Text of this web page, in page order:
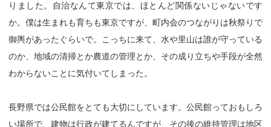
りました。自治なんて東京では、ほとんど関係ないじゃないです
か。僕は生まれも育ちも東京ですが、町内会のつながりは秋祭りで
御輿があったぐらいで。こっちに来て、水や里山は誰が守っている
のか、地域の清掃とか農道の管理とか、その成り立ちや手段が全然
わからないことに気付いてしまった。
長野県では公民館をとても大切にしています。公民館っておもしろ
い場所で、建物は行政が建てるんですが、その後の維持管理は地区